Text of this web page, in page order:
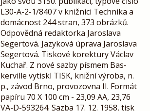
L30-A-2-1/8407 v knižnici Technika a
domácnost 244 stran, 373 obrázků.
Odpovědná redaktorka Jaroslava
Segertová. Jazyková úprava Jaroslava
Segertová. Tiskové korektury Václav
Kuchař. Z nové sazby písmem Bas-
kerville vytiskl TISK, knižní výroba, n.
p., závod Brno, provozovna II. Formát
papíru 70 X 100 cm - 23,09 AA, 23,76
VA-D-593264. Sazba 17. 12. 1958, tisk